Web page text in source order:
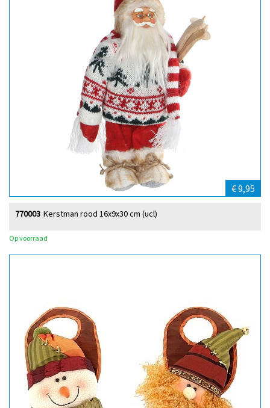
€ 9,95
Kerstman rood 16x9x30 cm (ucl)
770003
Op voorraad